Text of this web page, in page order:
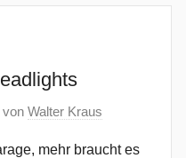
von Walter Kraus
mehr braucht es